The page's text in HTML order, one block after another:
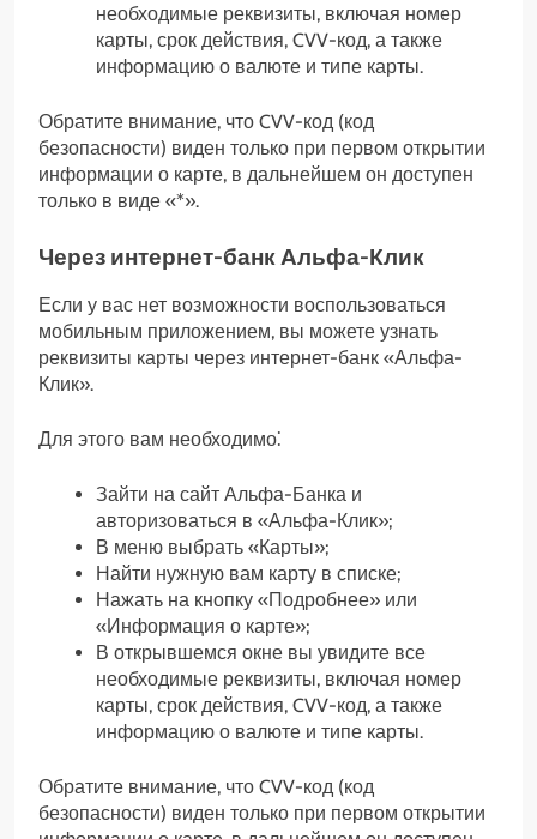
необходимые реквизиты, включая номер
карты, срок действия, CVV-код, а также
информацию о валюте и типе карты.
Обратите внимание, что CVV-код (код
безопасности) виден только при первом открытии
информации о карте, в дальнейшем он доступен
только в виде «*».
Через интернет-банк Альфа-Клик
Если у вас нет возможности воспользоваться
мобильным приложением, вы можете узнать
реквизиты карты через интернет-банк «Альфа-
Клик».
Для этого вам необходимо⁚
Зайти на сайт Альфа-Банка и
авторизоваться в «Альфа-Клик»;
В меню выбрать «Карты»;
Найти нужную вам карту в списке;
Нажать на кнопку «Подробнее» или
«Информация о карте»;
В открывшемся окне вы увидите все
необходимые реквизиты, включая номер
карты, срок действия, CVV-код, а также
информацию о валюте и типе карты.
Обратите внимание, что CVV-код (код
безопасности) виден только при первом открытии